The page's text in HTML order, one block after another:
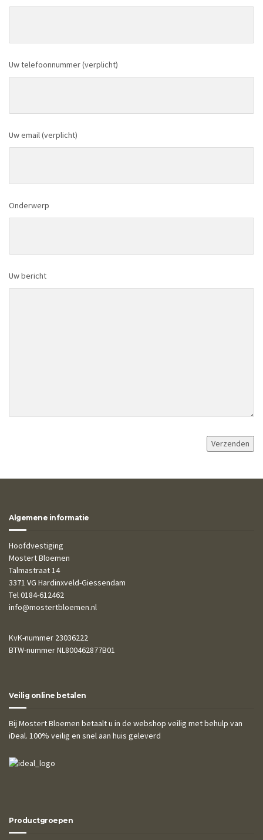
Uw telefoonnummer (verplicht)
Uw email (verplicht)
Onderwerp
Uw bericht
Algemene informatie
Hoofdvestiging
Mostert Bloemen
Talmastraat 14
3371 VG Hardinxveld-Giessendam
Tel 0184-612462
info@mostertbloemen.nl
KvK-nummer 23036222
BTW-nummer NL800462877B01
Veilig online betalen
Bij Mostert Bloemen betaalt u in de webshop veilig met behulp van
iDeal. 100% veilig en snel aan huis geleverd
Productgroepen